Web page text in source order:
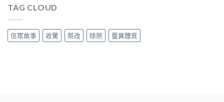
TAG CLOUD
信眾故事 收驚 祭改 除煞 靈異體質